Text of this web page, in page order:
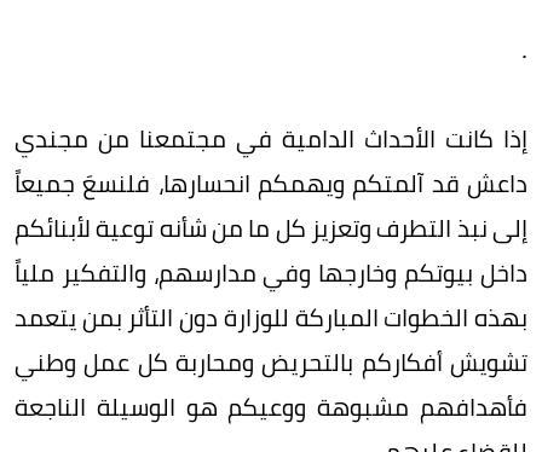
.
إذا كانت الأحداث الدامية في مجتمعنا من مجندي
داعش قد آلمتكم ويهمكم انحسارها، فلنسعَ جميعاً
إلى نبذ التطرف وتعزيز كل ما من شأنه توعية لأبنائكم
داخل بيوتكم وخارجها وفي مدارسهم، والتفكير ملياً
بهذه الخطوات المباركة للوزارة دون التأثر بمن يتعمد
تشويش أفكاركم بالتحريض ومحاربة كل عمل وطني
فأهدافهم مشبوهة ووعيكم هو الوسيلة الناجعة